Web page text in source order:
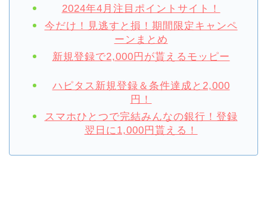
2024年4月注目ポイントサイト！
今だけ！見逃すと損！期間限定キャンペ
ーンまとめ
新規登録で2,000円が貰えるモッピー
ハピタス新規登録＆条件達成と2,000
円！
スマホひとつで完結みんなの銀行！登録
翌日に1,000円貰える！